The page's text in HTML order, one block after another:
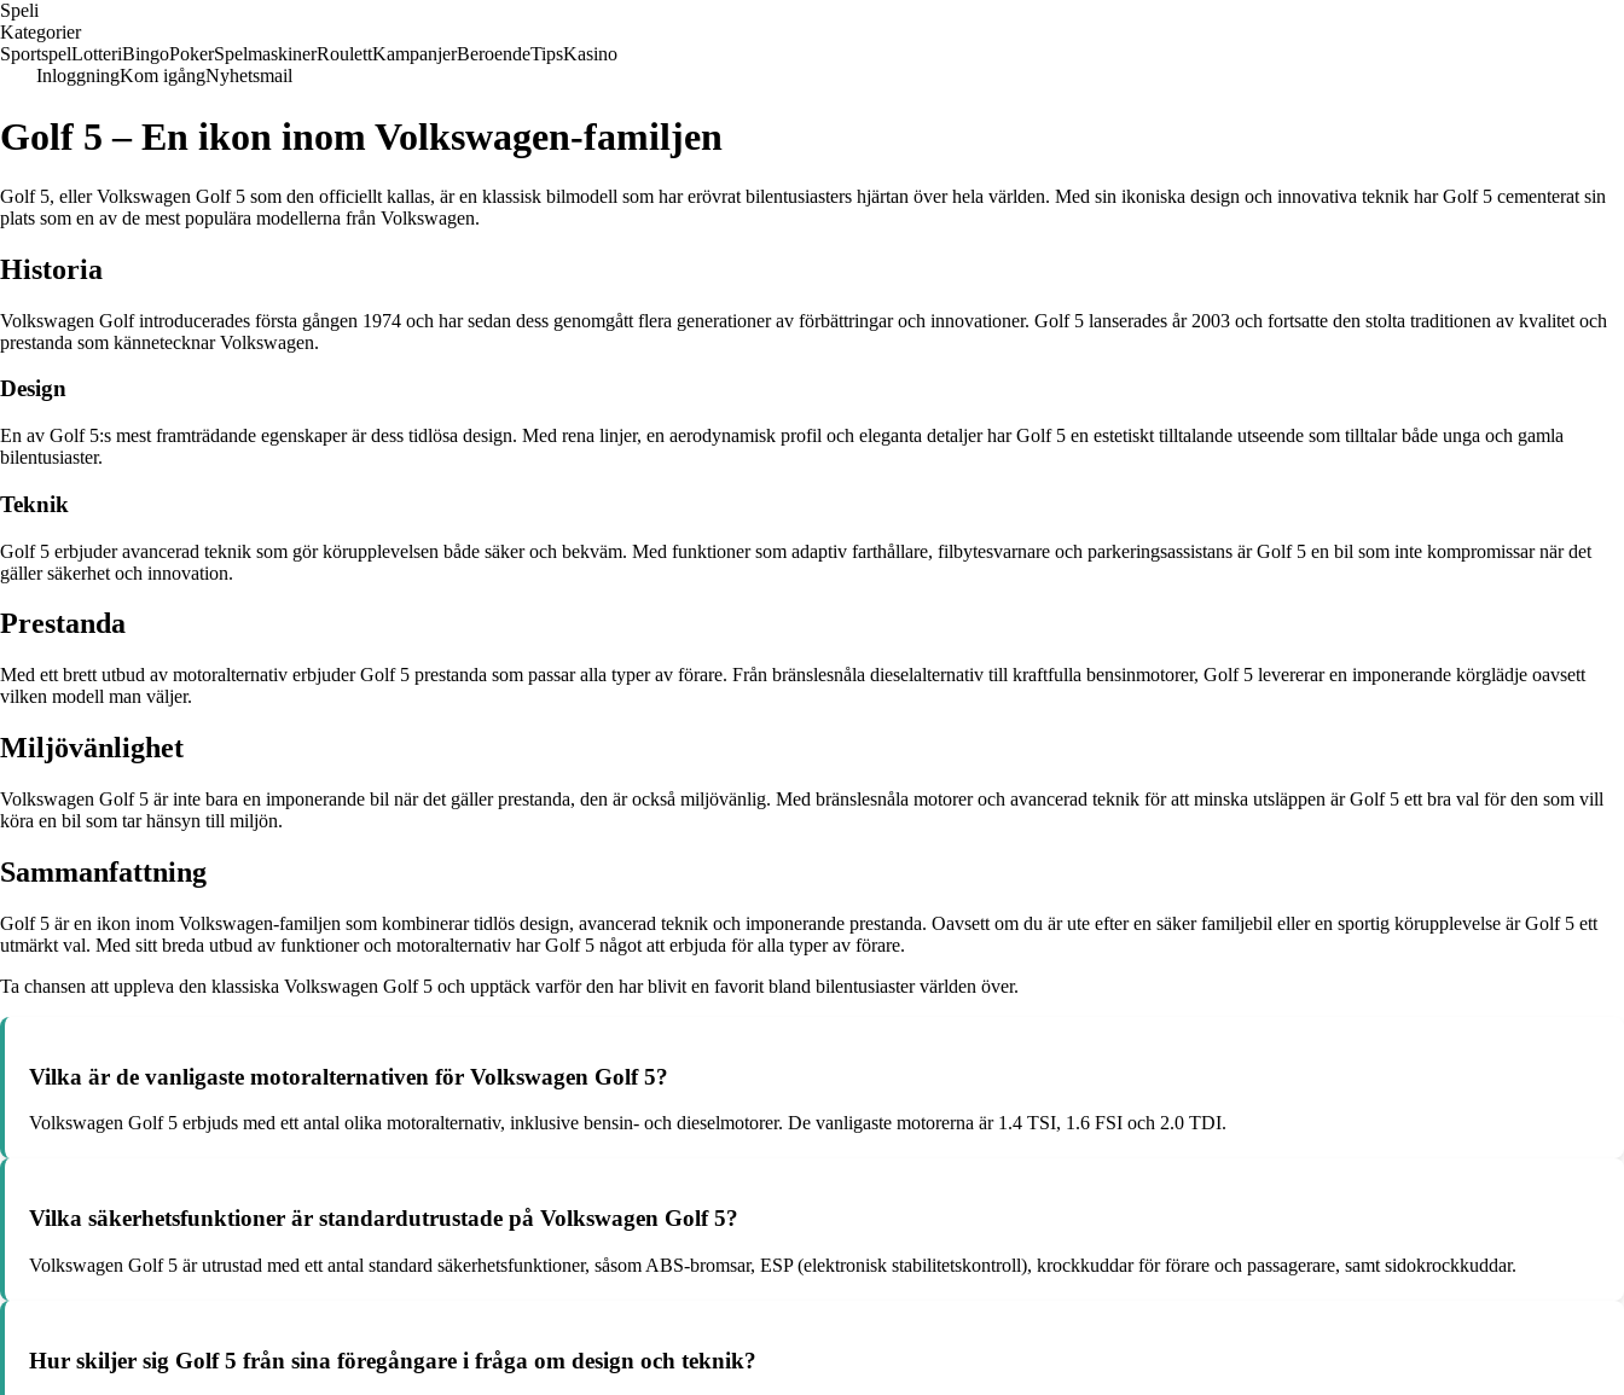
Speli
Kategorier
SportspelLotteriBingoPokerSpelmaskinerRoulettKampanjerBeroendeTipsKasino
InloggningKom igångNyhetsmail
Golf 5 – En ikon inom Volkswagen-familjen
Golf 5, eller Volkswagen Golf 5 som den officiellt kallas, är en klassisk bilmodell som har erövrat bilentusiasters hjärtan över hela världen. Med sin ikoniska design och innovativa teknik har Golf 5 cementerat sin
plats som en av de mest populära modellerna från Volkswagen.
Historia
Volkswagen Golf introducerades första gången 1974 och har sedan dess genomgått flera generationer av förbättringar och innovationer. Golf 5 lanserades år 2003 och fortsatte den stolta traditionen av kvalitet och
prestanda som kännetecknar Volkswagen.
Design
En av Golf 5:s mest framträdande egenskaper är dess tidlösa design. Med rena linjer, en aerodynamisk profil och eleganta detaljer har Golf 5 en estetiskt tilltalande utseende som tilltalar både unga och gamla
bilentusiaster.
Teknik
Golf 5 erbjuder avancerad teknik som gör körupplevelsen både säker och bekväm. Med funktioner som adaptiv farthållare, filbytesvarnare och parkeringsassistans är Golf 5 en bil som inte kompromissar när det
gäller säkerhet och innovation.
Prestanda
Med ett brett utbud av motoralternativ erbjuder Golf 5 prestanda som passar alla typer av förare. Från bränslesnåla dieselalternativ till kraftfulla bensinmotorer, Golf 5 levererar en imponerande körglädje oavsett
vilken modell man väljer.
Miljövänlighet
Volkswagen Golf 5 är inte bara en imponerande bil när det gäller prestanda, den är också miljövänlig. Med bränslesnåla motorer och avancerad teknik för att minska utsläppen är Golf 5 ett bra val för den som vill
köra en bil som tar hänsyn till miljön.
Sammanfattning
Golf 5 är en ikon inom Volkswagen-familjen som kombinerar tidlös design, avancerad teknik och imponerande prestanda. Oavsett om du är ute efter en säker familjebil eller en sportig körupplevelse är Golf 5 ett
utmärkt val. Med sitt breda utbud av funktioner och motoralternativ har Golf 5 något att erbjuda för alla typer av förare.
Ta chansen att uppleva den klassiska Volkswagen Golf 5 och upptäck varför den har blivit en favorit bland bilentusiaster världen över.
Vilka är de vanligaste motoralternativen för Volkswagen Golf 5?
Volkswagen Golf 5 erbjuds med ett antal olika motoralternativ, inklusive bensin- och dieselmotorer. De vanligaste motorerna är 1.4 TSI, 1.6 FSI och 2.0 TDI.
Vilka säkerhetsfunktioner är standardutrustade på Volkswagen Golf 5?
Volkswagen Golf 5 är utrustad med ett antal standard säkerhetsfunktioner, såsom ABS-bromsar, ESP (elektronisk stabilitetskontroll), krockkuddar för förare och passagerare, samt sidokrockkuddar.
Hur skiljer sig Golf 5 från sina föregångare i fråga om design och teknik?